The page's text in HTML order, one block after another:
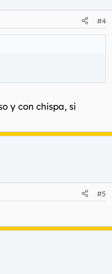
#4
y con chispa, si
#5